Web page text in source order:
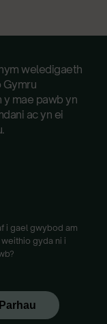
weledigaeth
Gymru
mae pawb yn
ac yn ei
i gael gwybod am
gyda ni i